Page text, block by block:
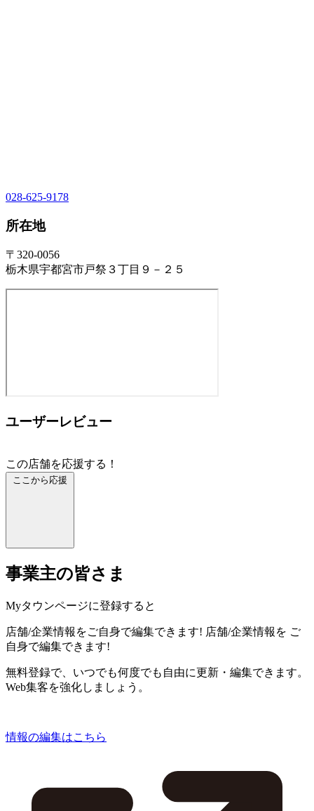
028-625-9178
所在地
〒320-0056
栃木県宇都宮市戸祭３丁目９－２５
ユーザーレビュー
この店舗を応援する！
ここから応援
事業主の皆さま
Myタウンページに登録すると
店舗/企業情報をご自身で編集できます! 店舗/企業情報を ご
自身で編集できます!
無料登録で、いつでも何度でも自由に更新・編集できます。
Web集客を強化しましょう。
情報の編集はこちら